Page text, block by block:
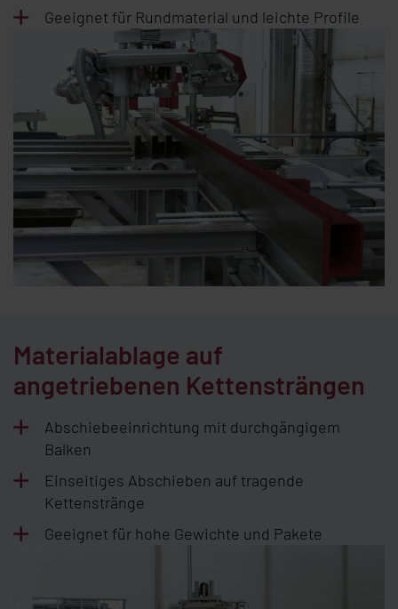
Geeignet für Rundmaterial und leichte Profile
Materialablage auf
angetriebenen Kettensträngen
Abschiebeeinrichtung mit durchgängigem
Balken
Einseitiges Abschieben auf tragende
Kettenstränge
Geeignet für hohe Gewichte und Pakete